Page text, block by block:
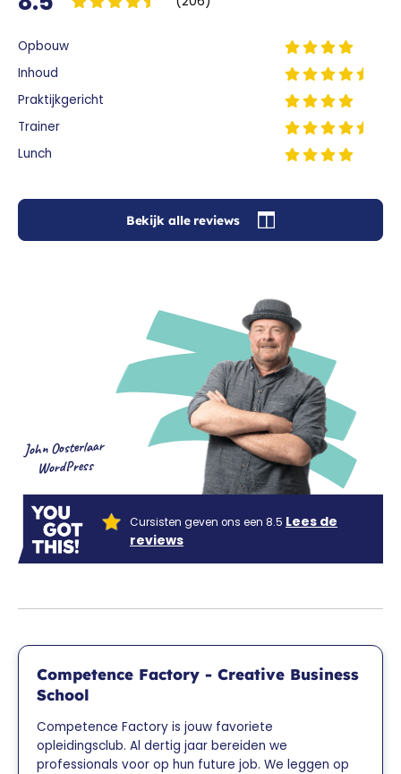
Opbouw
Inhoud
Praktijkgericht
Trainer
Lunch
Bekijk alle reviews
John Oosterlaar
WordPress
Cursisten geven ons een 8.5 Lees de
reviews
Competence Factory - Creative Business
School
Competence Factory is jouw favoriete
opleidingsclub. Al dertig jaar bereiden we
professionals voor op hun future job. We leggen op